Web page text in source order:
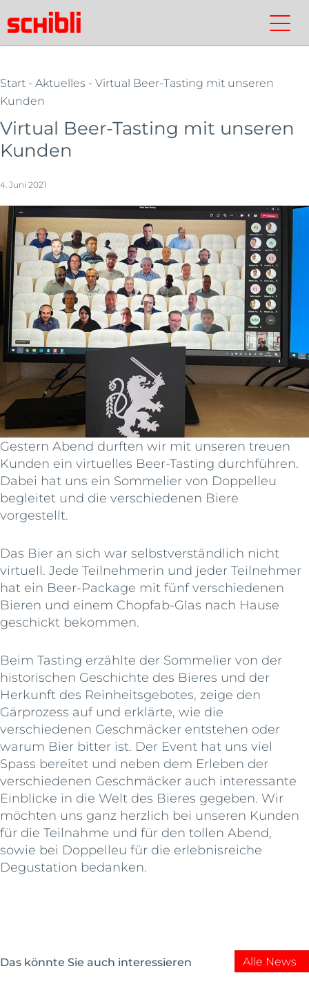
Inhalt
springen
Schibli-
Kontakt Suchen
Start - Aktuelles - Virtual Beer-Tasting mit unseren
Kunden
Virtual Beer-Tasting mit unseren
Kunden
4. Juni 2021
Gestern Abend durften wir mit unseren treuen
Kunden ein virtuelles Beer-Tasting durchführen.
Dabei hat uns ein Sommelier von Doppelleu
begleitet und die verschiedenen Biere
vorgestellt.
Das Bier an sich war selbstverständlich nicht
virtuell. Jede Teilnehmerin und jeder Teilnehmer
hat ein Beer-Package mit fünf verschiedenen
Bieren und einem Chopfab-Glas nach Hause
geschickt bekommen.
Beim Tasting erzählte der Sommelier von der
historischen Geschichte des Bieres und der
Herkunft des Reinheitsgebotes, zeige den
Gärprozess auf und erklärte, wie die
verschiedenen Geschmäcker entstehen oder
warum Bier bitter ist. Der Event hat uns viel
Spass bereitet und neben dem Erleben der
verschiedenen Geschmäcker auch interessante
Einblicke in die Welt des Bieres gegeben. Wir
möchten uns ganz herzlich bei unseren Kunden
für die Teilnahme und für den tollen Abend,
sowie bei Doppelleu für die erlebnisreiche
Degustation bedanken.
Das könnte Sie auch interessieren Alle News